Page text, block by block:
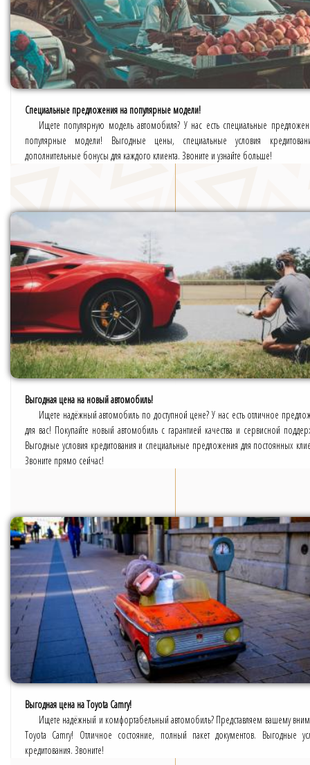
Специальные предложения на популярные модели!
Ищете популярную модель автомобиля? У нас есть специальные
популярные модели! Выгодные цены, специальные условия
дополнительные бонусы для каждого клиента. Звоните и узнайте больше!
Выгодная цена на новый автомобиль!
Ищете надёжный автомобиль по доступной цене? У нас есть отличное
для вас! Покупайте новый автомобиль с гарантией качества и сервисной
Выгодные условия кредитования и специальные предложения для постоянных
Звоните прямо сейчас!
Выгодная цена на Toyota Camry!
Ищете надёжный и комфортабельный автомобиль? Представляем вашему
Toyota Camry! Отличное состояние, полный пакет документов. Выгодные
кредитования. Звоните!